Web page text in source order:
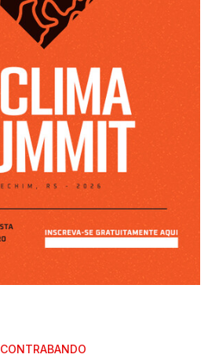
CONTRABANDO